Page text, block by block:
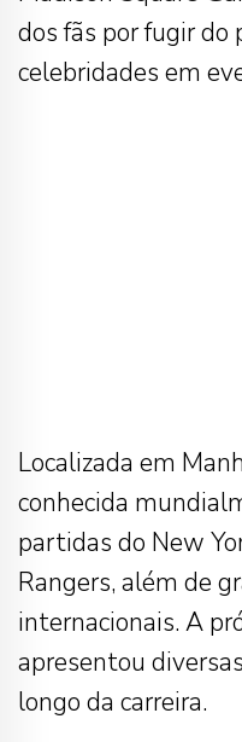
dos fãs por fugir do
celebridades em
Localizada em
conhecida
partidas do New
Rangers, além de
internacionais. A
apresentou
longo da carreira.